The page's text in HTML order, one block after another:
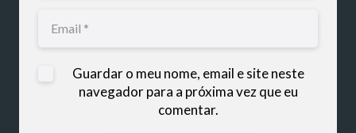
Guardar o meu nome, email e site neste
navegador para a próxima vez que eu
comentar.